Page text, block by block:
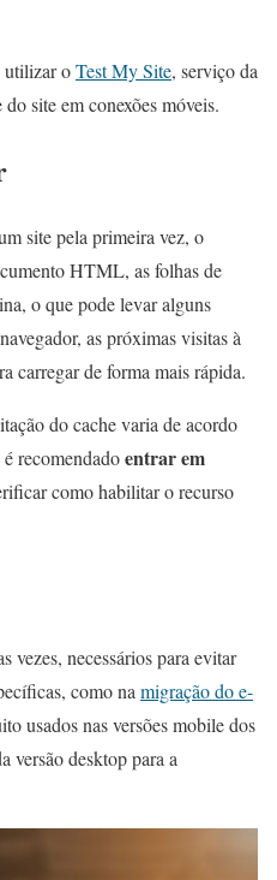
utilizar oTest My Site, serviço da
site em conexões móveis.
site pela primeira vez, o
HTML, as folhas de
o que pode levar alguns
as próximas visitas à
carregar de forma mais rápida.
do cache varia de acordo
recomendadoentrar em
como habilitar o recurso
vezes, necessários para evitar
como na migração do e-
usados nas versões mobile dos
versão desktop para a